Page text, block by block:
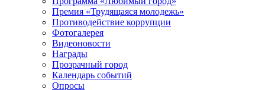
Премия «Трудящаяся молодежь»
Противодействие коррупции
Фотогалерея
Видеоновости
Награды
Прозрачный город
Календарь событий
Опросы